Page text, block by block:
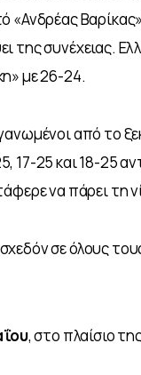
«Ανδρέας
της συνέχειας.
με 26-24.
από το
17-25 και 18-25
να πάρει τη
σε όλους
, στο πλαίσιο